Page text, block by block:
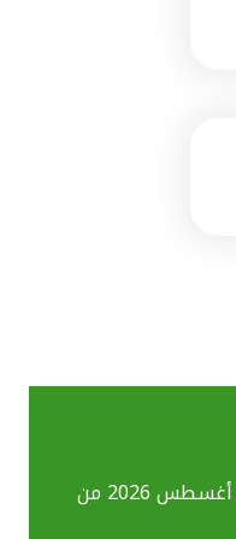
بسبب تحديث الأنظمة التقنية قد تواجهكم بعض الصعوبات في استخدام خدماتنا المصرفية الإلكترونية بما فيهم خدمة "ومض"، وذلك اليوم الجمعة الموافق 07 أغسطس 2026 من